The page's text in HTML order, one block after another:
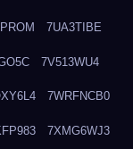
7UA3TIBE
7V513WU4
7WRFNCB0
7XMG6WJ3